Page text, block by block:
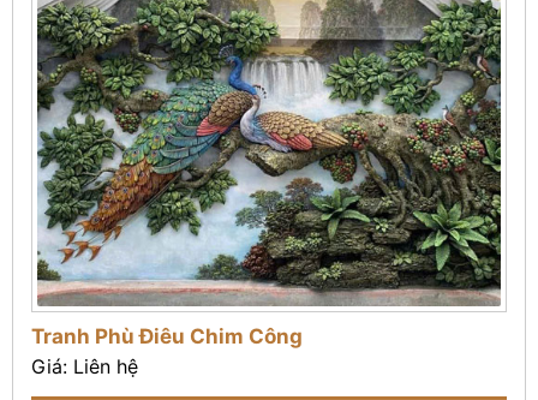
Tranh Phù Điêu Chim Công
Giá: Liên hệ